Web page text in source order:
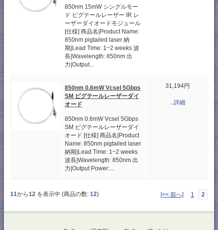
850nm 15mW シングルモー
ド ピグテールレーザー IR レ
ーザーダイオードモジュール
[仕様] 商品名|Product Name:
850nm pigtailed laser 納
期|Lead Time: 1~2 weeks 波
長|Wavelength: 850nm 出
力|Output...
850nm 0.6mW Vcsel 5Gbps
SM ピグテールレーザーダイ
オード
850nm 0.6mW Vcsel 5Gbps
SM ピグテールレーザーダイ
オード [仕様] 商品名|Product
Name: 850nm pigtailed laser
納期|Lead Time: 1~2 weeks
波長|Wavelength: 850nm 出
力|Output Power:...
31,194円
...詳細
11から12 を表示中 (商品の数: 12) [<< 前へ] 1 2